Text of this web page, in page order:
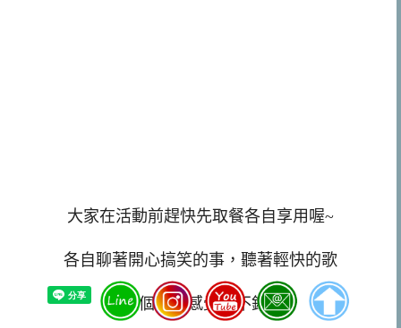
大家在活動前趕快先取餐各自享用喔~
各自聊著開心搞笑的事，聽著輕快的歌
整個氣氛感覺還不錯!!